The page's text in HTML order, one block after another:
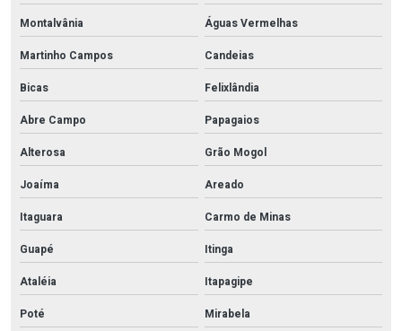
Montalvânia
Águas Vermelhas
Martinho Campos
Candeias
Bicas
Felixlândia
Abre Campo
Papagaios
Alterosa
Grão Mogol
Joaíma
Areado
Itaguara
Carmo de Minas
Guapé
Itinga
Ataléia
Itapagipe
Poté
Mirabela